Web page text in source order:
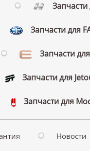
Запчасти для
Запчасти
Запчасти для
Запчасти для
Новости